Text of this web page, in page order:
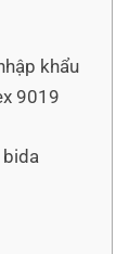
khẩu
9019
bida